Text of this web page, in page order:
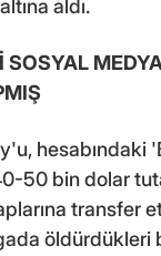
aldı.
SOSYAL
hesabındaki
50 bin dolar
transfer
öldürdükleri